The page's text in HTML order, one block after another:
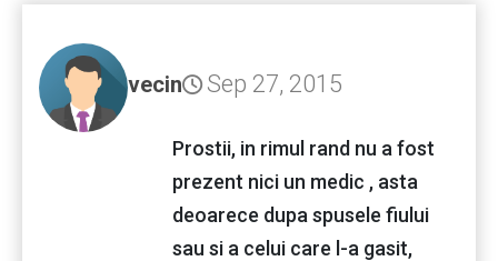
vecin Sep 27, 2015
Prostii, in rimul rand nu a fost
prezent nici un medic , asta
deoarece dupa spusele fiului
sau si a celui care l-a gasit,